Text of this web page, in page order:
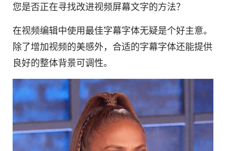
您是否正在寻找改进视频屏幕文字的方法？
在视频编辑中使用最佳字幕字体无疑是个好主意。
除了增加视频的美感外，合适的字幕字体还能提供
良好的整体背景可调性。